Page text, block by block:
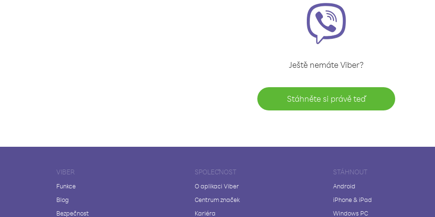
Ještě nemáte Viber?
Stáhněte si právě teď
VIBER
Funkce
Blog
Bezpečnost
SPOLEČNOST
O aplikaci Viber
Centrum značek
Kariéra
STÁHNOUT
Android
iPhone & iPad
Windows PC